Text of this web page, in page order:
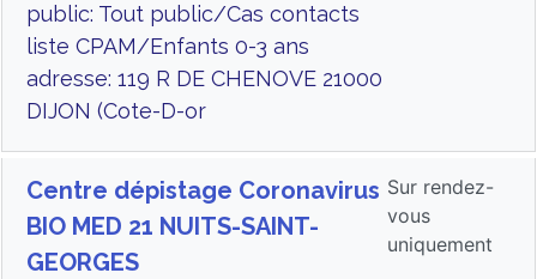
public: Tout public/Cas contacts
liste CPAM/Enfants 0-3 ans
adresse: 119 R DE CHENOVE 21000
DIJON (Cote-D-or
Centre dépistage Coronavirus
BIO MED 21 NUITS-SAINT-
GEORGES
Sur rendez-
vous
uniquement